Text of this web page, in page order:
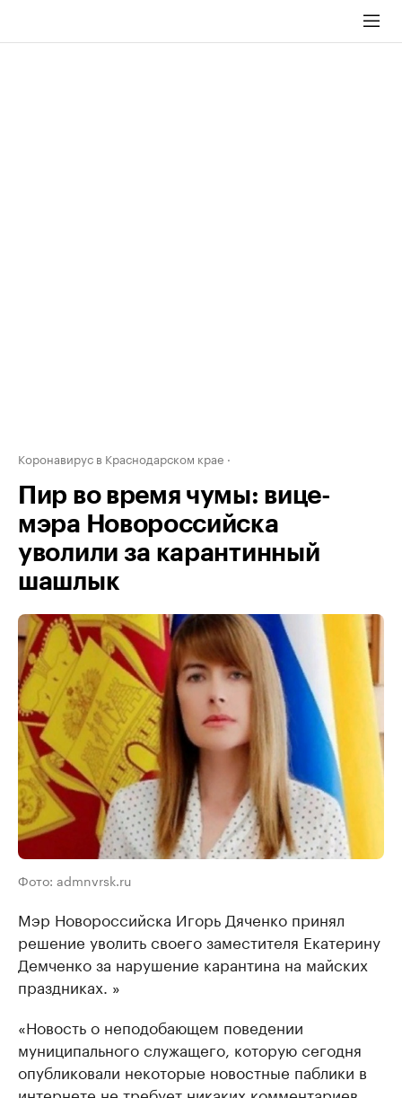
Коронавирус в Краснодарском крае
Пир во время чумы: вице-
мэра Новороссийска
уволили за карантинный
шашлык
Фото: admnvrsk.ru
Мэр Новороссийска Игорь Дяченко принял
решение уволить своего заместителя Екатерину
Демченко за нарушение карантина на майских
праздниках. »
«Новость о неподобающем поведении
муниципального служащего, которую сегодня
опубликовали некоторые новостные паблики в